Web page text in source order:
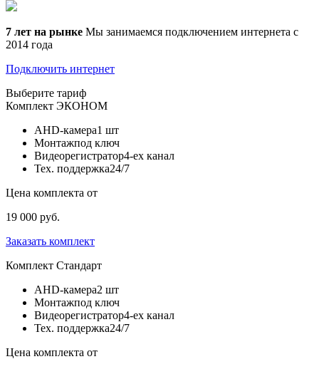
7 лет на рынке Мы занимаемся подключением интернета с
2014 года
Подключить интернет
Выберите тариф
Комплект ЭКОНОМ
AHD-камера1 шт
Монтажпод ключ
Видеорегистратор4-ех канал
Тех. поддержка24/7
Цена комплекта от
19 000 руб.
Заказать комплект
Комплект Стандарт
AHD-камера2 шт
Монтажпод ключ
Видеорегистратор4-ех канал
Тех. поддержка24/7
Цена комплекта от